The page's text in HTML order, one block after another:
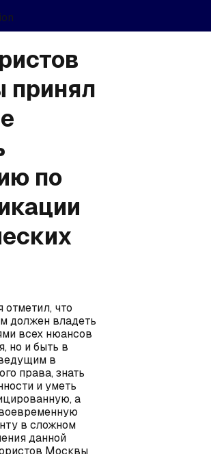
принял
по
отметил, что
должен владеть
всех нюансов
но и быть в
в
права, знать
и уметь
а
в сложном
данной
Москвы